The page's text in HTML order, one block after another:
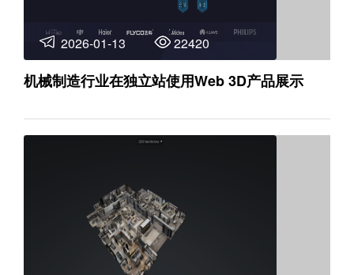
2026-01-13 22420
机械制造行业在独立站使用Web 3D产品展示